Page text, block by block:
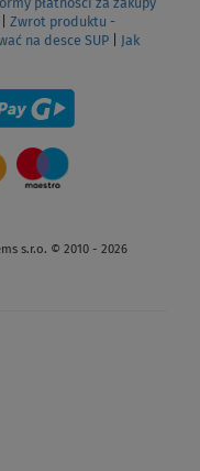
płatności za zakupy
Zwrot produktu -
na desce SUP
Jak
s.r.o. © 2010 - 2026